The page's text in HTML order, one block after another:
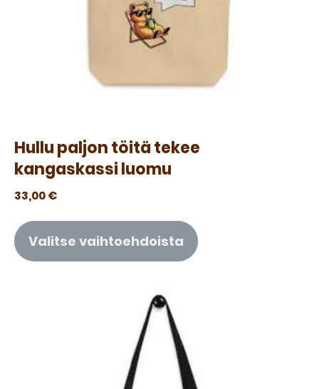
Hullu paljon töitä tekee
kangaskassi luomu
33,00€
Valitse vaihtoehdoista